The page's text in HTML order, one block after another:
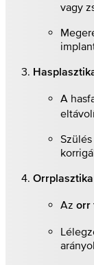
vagy
A
Az orr